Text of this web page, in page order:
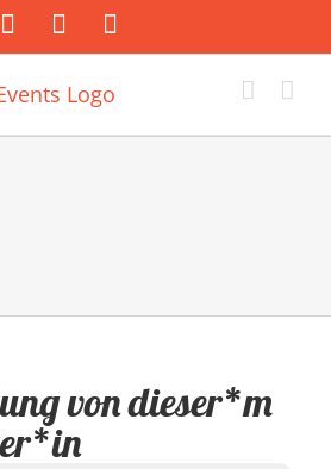
FacebookInstagram
Mail
von dieser*m